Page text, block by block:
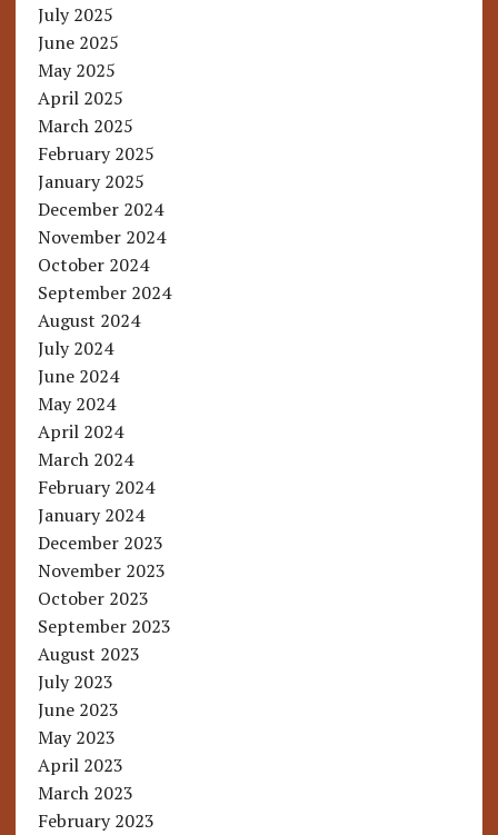
July 2025
June 2025
May 2025
April 2025
March 2025
February 2025
January 2025
December 2024
November 2024
October 2024
September 2024
August 2024
July 2024
June 2024
May 2024
April 2024
March 2024
February 2024
January 2024
December 2023
November 2023
October 2023
September 2023
August 2023
July 2023
June 2023
May 2023
April 2023
March 2023
February 2023